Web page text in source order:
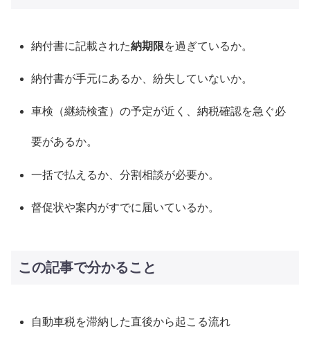
納付書に記載された納期限を過ぎているか。
納付書が手元にあるか、紛失していないか。
車検（継続検査）の予定が近く、納税確認を急ぐ必
要があるか。
一括で払えるか、分割相談が必要か。
督促状や案内がすでに届いているか。
この記事で分かること
自動車税を滞納した直後から起こる流れ